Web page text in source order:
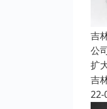
吉
公
扩
吉
22-